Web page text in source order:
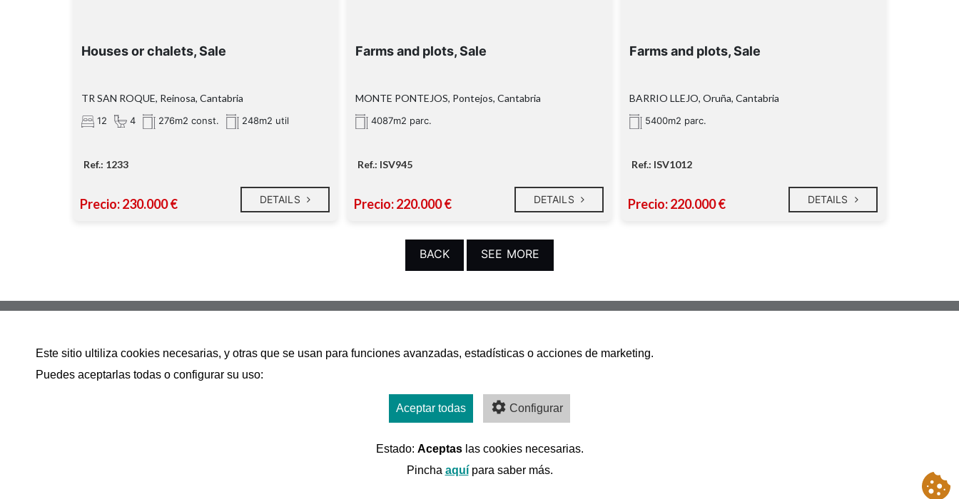
Este sitio ultiliza cookies necesarias, y otras que se usan para funciones avanzadas, estadísticas o acciones de marketing.
Puedes aceptarlas todas o configurar su uso:
Aceptar todas Configurar
Estado: Aceptaslas cookies necesarias.
Pincha aquípara saber más.
Houses or chalets, Sale
TR SAN ROQUE, Reinosa, Cantabria
12 4 276m2 const. 248m2 util
Ref.: 1233
Precio: 230.000 € DETAILS
Farms and plots, Sale
MONTE PONTEJOS, Pontejos, Cantabria
4087m2 parc.
Ref.: ISV945
Precio: 220.000 € DETAILS
Farms and plots, Sale
BARRIO LLEJO, Oruña, Cantabria
5400m2 parc.
Ref.: ISV1012
Precio: 220.000 € DETAILS
BACK SEE MORE
942286783